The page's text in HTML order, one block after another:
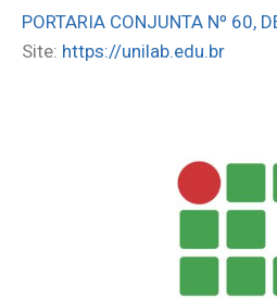
PORTARIA CONJUNTA Nº 60,
Site: https://unilab.edu.br